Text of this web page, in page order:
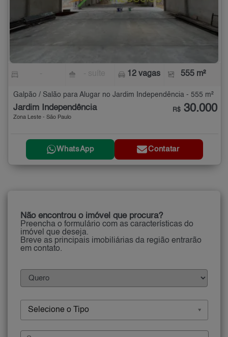
12 vagas 555 m²
Galpão / Salão para Alugar no Jardim Independência - 555 m²
Jardim Independência
Zona Leste - São Paulo
R$ 30.000
WhatsApp Contatar
Não encontrou o imóvel que procura?
Preencha o formulário com as características do
imóvel que deseja.
Breve as principais imobiliárias da região entrarão
em contato.
Selecione o Tipo